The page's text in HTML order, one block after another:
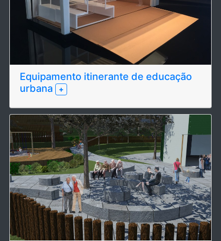
Equipamento itinerante de educação
urbana
+